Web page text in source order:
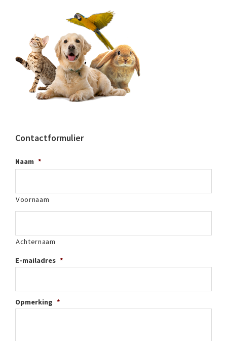
Contactformulier
Naam *
Voornaam
Achternaam
E-mailadres *
Opmerking *